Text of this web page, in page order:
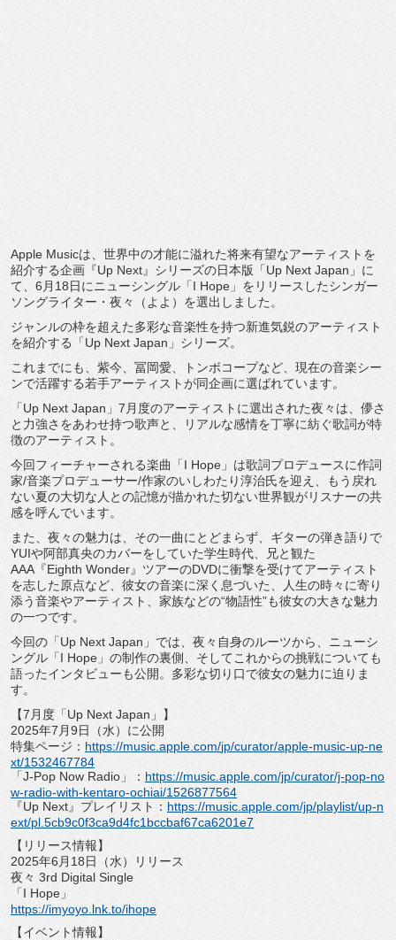
Apple Musicは、 世界中の才能に溢れた将来有望なアーティストを
紹介する企画『Up Next』シリーズの日本版「Up Next Japan」に
て、6月18日にニューシングル「I Hope」をリリースしたシンガー
ソングライター・夜々（よよ） を選出しました。
ジャンルの枠を超えた多彩な音楽性を持つ新進気鋭のアーティスト
を紹介する「Up Next Japan」シリーズ。
これまでにも、紫今、冨岡愛、トンボコープなど、 現在の音楽シー
ンで活躍する若手アーティストが同企画に選ばれています。
「Up Next Japan」7月度のアーティストに選出された夜々は、 儚さ
と力強さをあわせ持つ歌声と、
リアルな感情を丁寧に紡ぐ歌詞が特
徴のアーティスト。
今回フィーチャーされる楽曲「I Hope」は歌詞プロデュースに作詞
家/音楽プロデューサー/作家のいしわたり淳治氏を迎え、
もう戻れ
ない夏の大切な人との記憶が描かれた切ない世界観がリスナーの共
感を呼んでいます。
また、夜々の魅力は、その一曲にとどまらず、 ギターの弾き語りで
YUIや阿部真央のカバーをしていた学生時代 、兄と観た
AAA『Eighth Wonder』 ツアーのDVDに衝撃を受けてアーティスト
を志した原点など、 彼女の音楽に深く息づいた、
人生の時々に寄り
添う音楽やアーティスト、家族などの“物語性”も彼女の大きな魅力
の一つです。
今回の「Up Next Japan」では、夜々自身のルーツから、ニューシ
ングル「I Hope」の制作の裏側、 そしてこれからの挑戦についても
語ったインタビューも公開。 多彩な切り口で彼女の魅力に迫りま
す。
【7月度「Up Next Japan」】
2025年7月9日（水）に公開
特集ページ： https://music.apple.com/jp/curator/apple-music-up-ne
xt/1532467784
「J-Pop Now Radio」： https://music.apple. com/jp/curator/j-pop-no
w-radio-with-kentaro-ochiai/1526877564
『Up Next』プレイリスト： https://music. apple.com/jp/playlist/up-n
ext/pl. 5cb9c0f3ca9d4fc1bccbaf67ca6201e7
【リリース情報】
2025年6月18日（水）リリース
夜々 3rd Digital Single
「I Hope」
https://imyoyo.lnk.to/ihope
【イベント情報】